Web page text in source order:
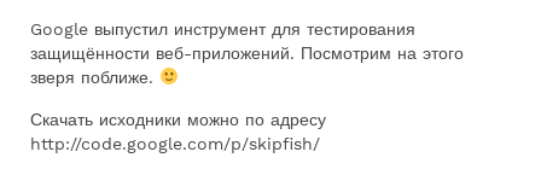
Google выпустил инструмент для тестирования
защищённости веб-приложений. Посмотрим на этого
зверя поближе.
Скачать исходники можно по адресу
http://code.google.com/p/skipfish/